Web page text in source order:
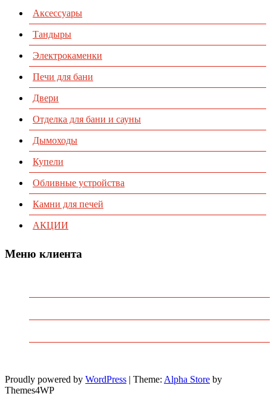
Аксессуары
Тандыры
Электрокаменки
Печи для бани
Двери
Отделка для бани и сауны
Дымоходы
Купели
Обливные устройства
Камни для печей
АКЦИИ
Меню клиента
Proudly powered by WordPress | Theme: Alpha Store by
Themes4WP